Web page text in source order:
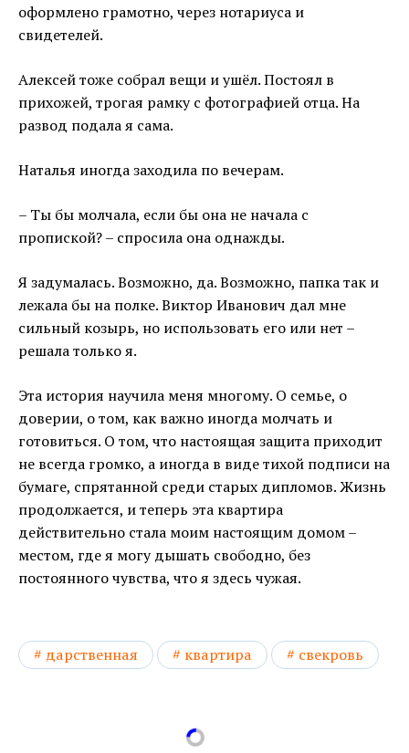
оформлено грамотно, через нотариуса и
свидетелей.
Алексей тоже собрал вещи и ушёл. Постоял в
прихожей, трогая рамку с фотографией отца. На
развод подала я сама.
Наталья иногда заходила по вечерам.
– Ты бы молчала, если бы она не начала с
пропиской? – спросила она однажды.
Я задумалась. Возможно, да. Возможно, папка так и
лежала бы на полке. Виктор Иванович дал мне
сильный козырь, но использовать его или нет –
решала только я.
Эта история научила меня многому. О семье, о
доверии, о том, как важно иногда молчать и
готовиться. О том, что настоящая защита приходит
не всегда громко, а иногда в виде тихой подписи на
бумаге, спрятанной среди старых дипломов. Жизнь
продолжается, и теперь эта квартира
действительно стала моим настоящим домом –
местом, где я могу дышать свободно, без
постоянного чувства, что я здесь чужая.
дарственная квартира свекровь